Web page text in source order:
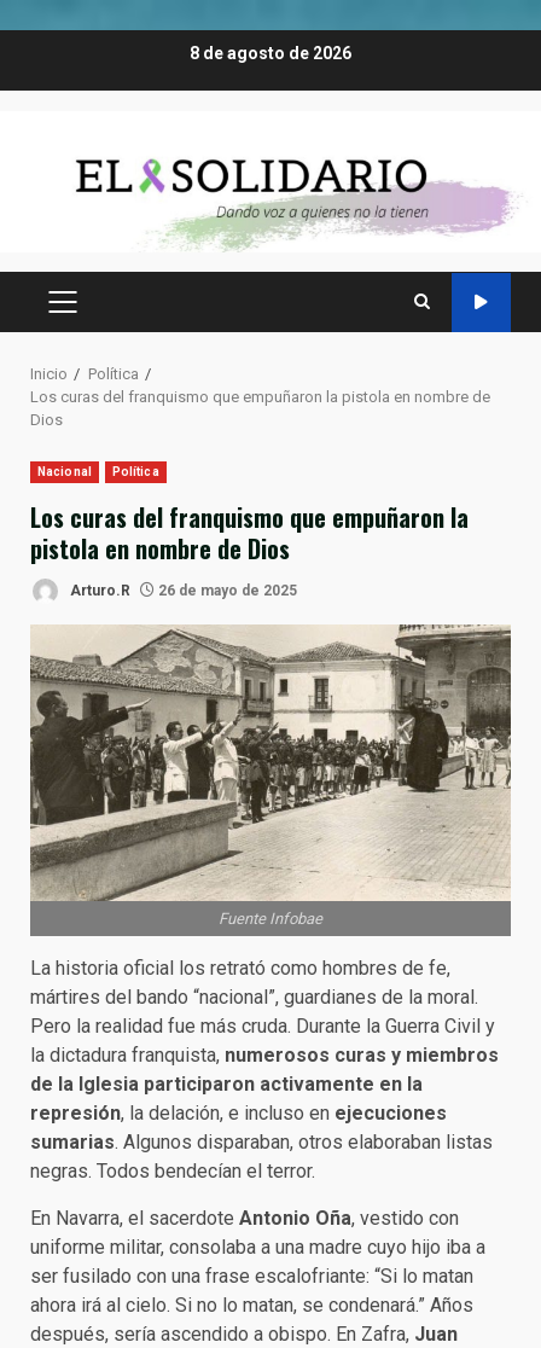
8 de agosto de 2026
MENÚ
Inicio
Política
Los curas del franquismo que empuñaron la pistola en nombre de
Dios
Nacional Política
Los curas del franquismo que empuñaron la
pistola en nombre de Dios
Arturo.R 26 de mayo de 2025
Fuente Infobae
La historia oficial los retrató como hombres de fe,
mártires del bando “nacional”, guardianes de la moral.
Pero la realidad fue más cruda. Durante la Guerra Civil y
la dictadura franquista, numerosos curas y miembros
de la Iglesia participaron activamente en la
represión, la delación, e incluso en ejecuciones
sumarias. Algunos disparaban, otros elaboraban listas
negras. Todos bendecían el terror.
En Navarra, el sacerdote Antonio Oña, vestido con
uniforme militar, consolaba a una madre cuyo hijo iba a
ser fusilado con una frase escalofriante: “Si lo matan
ahora irá al cielo. Si no lo matan, se condenará.” Años
después, sería ascendido a obispo. En Zafra, Juan